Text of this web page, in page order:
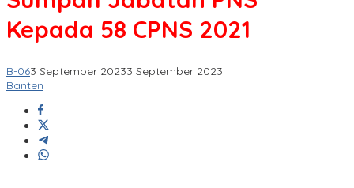
Kepada 58 CPNS 2021
B-063 September 20233 September 2023
Banten